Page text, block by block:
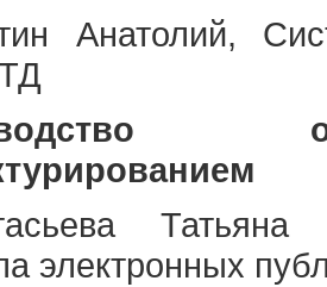
Анатолий,
Татьяна
электронных